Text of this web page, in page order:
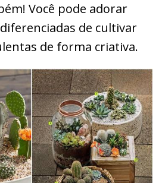
Você pode adorar
de cultivar
de forma criativa.